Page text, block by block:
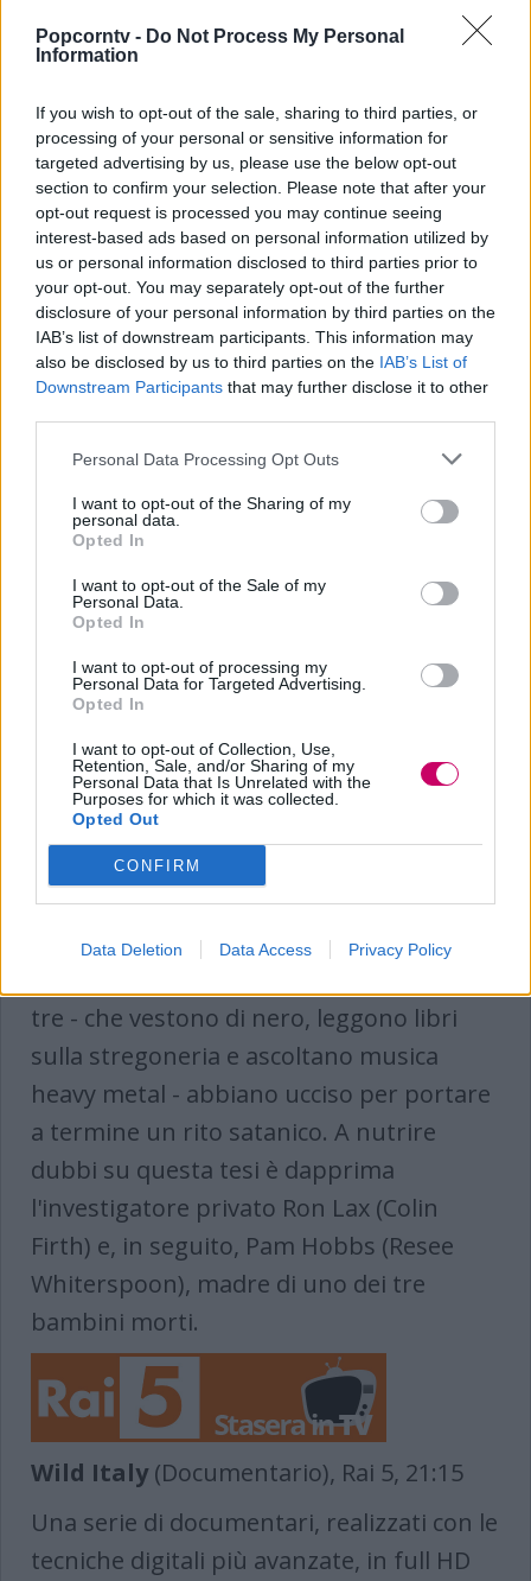
Popcorntv - Do Not Process My Personal
Information
If you wish to opt-out of the sale, sharing to third parties, or
processing of your personal or sensitive information for
targeted advertising by us, please use the below opt-out
section to confirm your selection. Please note that after your
opt-out request is processed you may continue seeing
interest-based ads based on personal information utilized by
us or personal information disclosed to third parties prior to
your opt-out. You may separately opt-out of the further
disclosure of your personal information by third parties on the
IAB’s list of downstream participants. This information may
also be disclosed by us to third parties on the IAB’s List of
Downstream Participants that may further disclose it to other
Personal Data Processing Opt Outs
I want to opt-out of the Sharing of my
personal data.
Opted In
I want to opt-out of the Sale of my
Personal Data.
Opted In
I want to opt-out of processing my
Personal Data for Targeted Advertising.
Opted In
I want to opt-out of Collection, Use,
Retention, Sale, and/or Sharing of my
Personal Data that Is Unrelated with the
Purposes for which it was collected.
Opted Out
CONFIRM
Data Deletion Data Access Privacy Policy
Italia. A giudicare i cuochi amatoriali
Bastianich e Antonino Cannavacciuolo.
Tomboy, Cielo, 21:15
Laure si trasferisce con i suoi genitori e
sua sorella minore in una cittadina in cui
non conosce nessuno. Quando incontra
fa passare per un maschio e così Laure
diventa Mickaël e inizia sperimentare e a
condividere il gioco con gli altri ragazzi.
Devil's Knot - Fino a prova
contraria,Rai 4, 21:05
Nel 1993 tre bambini vengono
barbaramente assassinati a West
Memphis. Grazie alla testimonianza di
Vicki Hutcherson (Mireille Enos), la polizia
arresta tre adolescenti. Sebbene le prove
tre - che vestono di nero, leggono libri
sulla stregoneria e ascoltano musica
heavy metal - abbiano ucciso per portare
a termine un rito satanico. A nutrire
dubbi su questa tesi è dapprima
l'investigatore privato Ron Lax (Colin
Firth) e, in seguito, Pam Hobbs (Resee
Whiterspoon), madre di uno dei tre
bambini morti.
Wild Italy(Documentario), Rai 5, 21:15
Una serie di documentari, realizzati con le
tecniche digitali più avanzate, in full HD